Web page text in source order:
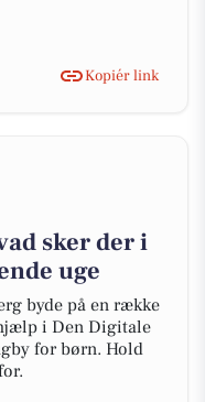
Kopiér link
sker der i
uge
byde på en række
i Den Digitale
for børn. Hold